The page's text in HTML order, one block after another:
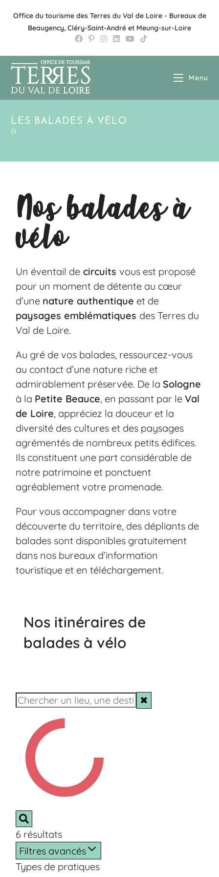
Office du tourisme des Terres du Val de Loire - Bureaux de
Beaugency, Cléry-Saint-André et Meung-sur-Loire
Menu
LES BALADES À VÉLO
Nos balades à
vélo
Un éventail de circuitsvous est proposé
pour un moment de détente au cœur
d’une nature authentique et de
paysages emblématiques des Terres du
Val de Loire.
Au gré de vos balades, ressourcez-vous
au contact d’une nature riche et
admirablement préservée. De laSologne
à la Petite Beauce, en passant par leVal
de Loire, appréciez la douceur et la
diversité des cultures et des paysages
agrémentés de nombreux petits édifices.
Ils constituent une part considérable de
notre patrimoine et ponctuent
agréablement votre promenade.
Pour vous accompagner dans votre
découverte du territoire, des dépliants de
balades sont disponibles gratuitement
dans nos bureaux d’information
touristique et entéléchargement.
Nos itinéraires de
balades à vélo
✖
6 résultats
Filtres avancés
Types de pratiques